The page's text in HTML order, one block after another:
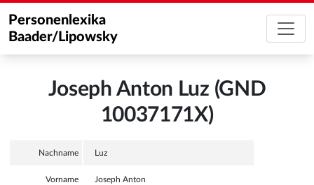
Personenlexika
Baader/Lipowsky
Joseph Anton Luz (GND
10037171X)
Nachname Luz
Vorname Joseph Anton